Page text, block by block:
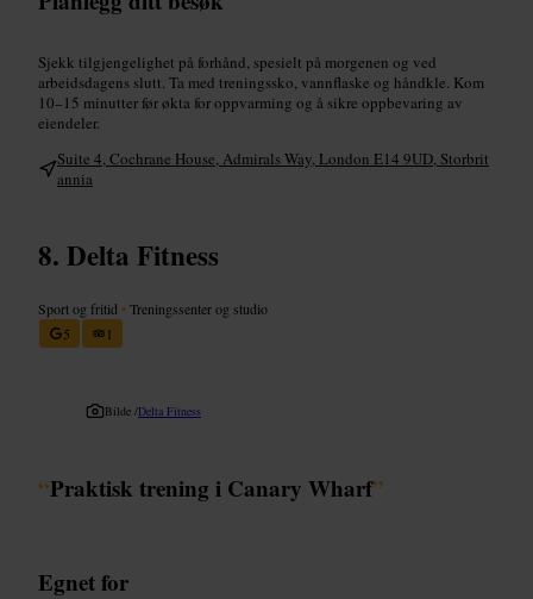
Sjekk tilgjengelighet på forhånd, spesielt på morgenen og ved
arbeidsdagens slutt. Ta med treningssko, vannflaske og håndkle. Kom
10–15 minutter før økta for oppvarming og å sikre oppbevaring av
eiendeler.
Suite 4, Cochrane House, Admirals Way, London E14 9UD, Storbrit
annia
Delta Fitness
Sport og fritid •Treningssenter og studio
5
1
Bilde /Delta Fitness
“Praktisk trening i Canary Wharf”
Egnet for